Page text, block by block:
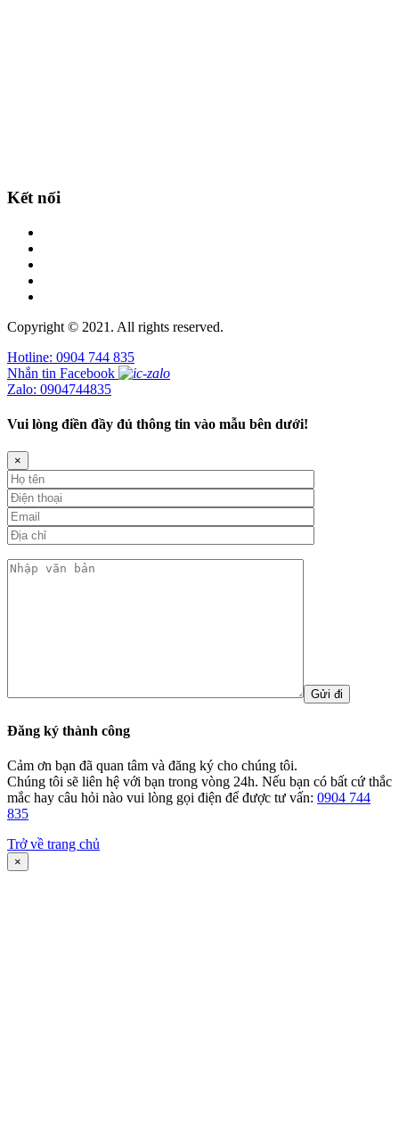
Kết nối
Copyright © 2021. All rights reserved.
Hotline: 0904 744 835
Nhắn tin Facebook
Zalo: 0904744835
Vui lòng điền đầy đủ thông tin vào mẫu bên dưới!
×
Đăng ký thành công
Cảm ơn bạn đã quan tâm và đăng ký cho chúng tôi.
Chúng tôi sẽ liên hệ với bạn trong vòng 24h. Nếu bạn có bất cứ thắc
mắc hay câu hỏi nào vui lòng gọi điện để được tư vấn: 0904 744
835
Trở về trang chủ
×